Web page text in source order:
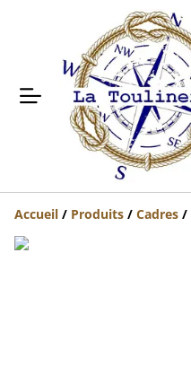
Accueil / Produits / Cadres /